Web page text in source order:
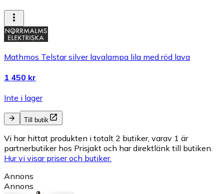
Mathmos Telstar silver lavalampa lila med röd lava
1 450 kr
Inte i lager
Till butik
Vi har hittat produkten i totalt 2 butiker, varav 1 är
partnerbutiker hos Prisjakt och har direktlänk till butiken.
Hur vi visar priser och butiker.
Annons
Annons